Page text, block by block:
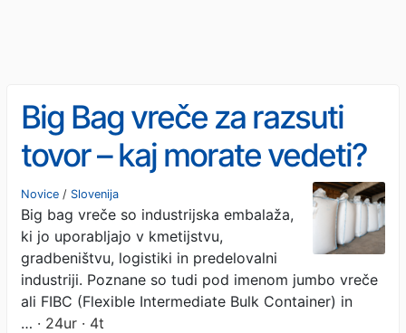
Big Bag vreče za razsuti
tovor – kaj morate vedeti?
Novice / Slovenija
Big bag vreče so industrijska embalaža,
ki jo uporabljajo v kmetijstvu,
gradbeništvu, logistiki in predelovalni
industriji. Poznane so tudi pod imenom jumbo vreče
ali FIBC (Flexible Intermediate Bulk Container) in
… · 24ur · 4t